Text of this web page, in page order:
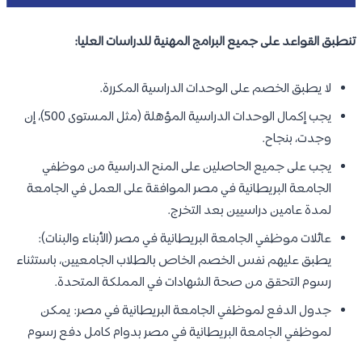
تنطبق القواعد على جميع البرامج المهنية للدراسات العليا:
لا يطبق الخصم على الوحدات الدراسية المكررة.
يجب إكمال الوحدات الدراسية المؤهلة (مثل المستوى 500)، إن
وجدت، بنجاح.
يجب على جميع الحاصلين على المنح الدراسية من موظفي
الجامعة البريطانية في مصر الموافقة على العمل في الجامعة
لمدة عامين دراسيين بعد التخرج.
عائلات موظفي الجامعة البريطانية في مصر (الأبناء والبنات):
يطبق عليهم نفس الخصم الخاص بالطلاب الجامعيين، باستثناء
رسوم التحقق من صحة الشهادات في المملكة المتحدة.
جدول الدفع لموظفي الجامعة البريطانية في مصر: يمكن
لموظفي الجامعة البريطانية في مصر بدوام كامل دفع رسوم